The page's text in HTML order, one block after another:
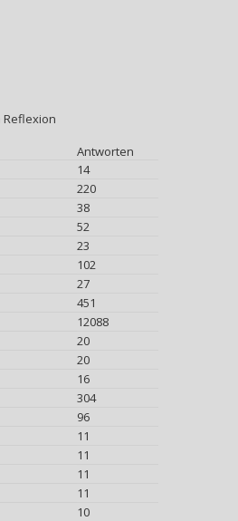
Antworten
14
220
38
52
23
102
27
451
12088
20
20
16
304
96
11
11
11
11
10